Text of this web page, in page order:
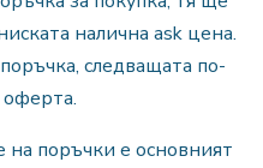
налична ask цена.
следващата по-
оферта.
поръчки е основният